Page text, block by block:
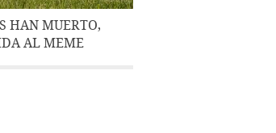
HAN MUERTO,
AL MEME